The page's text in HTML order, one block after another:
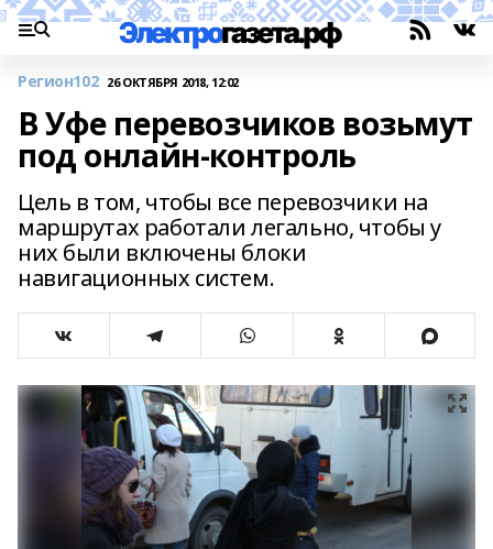
Регион102 26 ОКТЯБРЯ 2018, 12:02
В Уфе перевозчиков возьмут
под онлайн-контроль
Цель в том, чтобы все перевозчики на
маршрутах работали легально, чтобы у
них были включены блоки
навигационных систем.